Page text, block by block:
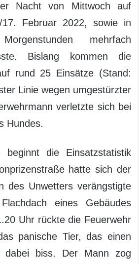
Nacht von Mittwoch auf
17. Februar 2022, sowie in
mehrfach
Bislang kommen die
rund 25 Einsätze (Stand:
Linie wegen umgestürzter
verletzte sich bei
Hundes.
die Einsatzstatistik
hatte sich der
des Unwetters verängstigte
eines Gebäudes
Uhr rückte die Feuerwehr
panische Tier, das einen
dabei biss. Der Mann zog